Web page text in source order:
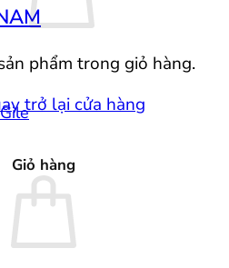
phẩm trong giỏ hàng.
trở lại cửa hàng
Giỏ hàng